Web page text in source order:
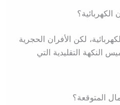
لكن الأفران الحجرية
النكهة التقليدية التي
المتوقعة؟